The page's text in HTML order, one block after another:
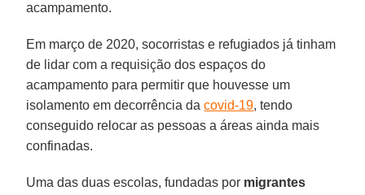
acampamento.
Em março de 2020, socorristas e refugiados já tinham
de lidar com a requisição dos espaços do
acampamento para permitir que houvesse um
isolamento em decorrência dacovid-19, tendo
conseguido relocar as pessoas a áreas ainda mais
confinadas.
Uma das duas escolas, fundadas por migrantes